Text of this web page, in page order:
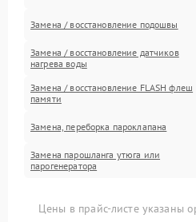
Замена / восстановление подошвы
Замена / восстановление датчиков
нагрева воды
Замена / восстановление FLASH флеш
памяти
Замена, переборка пароклапана
Замена парошланга утюга или
парогенератора
Цены в прайс-листе указаны